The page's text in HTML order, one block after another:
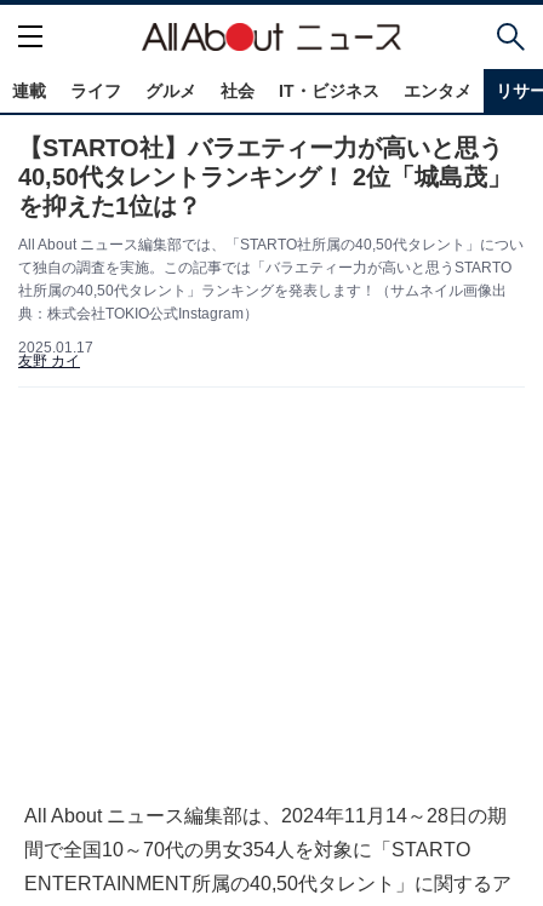
連載 ライフ グルメ 社会 IT・ビジネス エンタメ リサ
【STARTO社】バラエティー力が高いと思う
40,50代タレントランキング！ 2位「城島茂」
を抑えた1位は？
All About ニュース編集部では、「STARTO社所属の40,50代タレント」につい
て独自の調査を実施。この記事では「バラエティー力が高いと思うSTARTO
社所属の40,50代タレント」ランキングを発表します！（サムネイル画像出
典：株式会社TOKIO公式Instagram）
2025.01.17
友野 カイ
All About ニュース編集部は、2024年11月14～28日の期
間で全国10～70代の男女354人を対象に「STARTO
ENTERTAINMENT所属の40,50代タレント」に関するア